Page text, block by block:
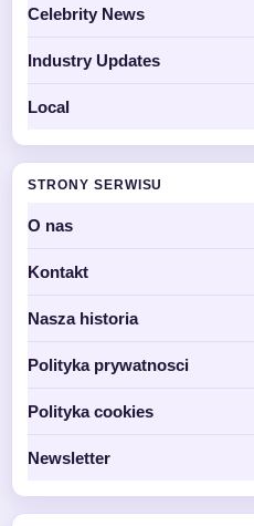
Celebrity News
Industry Updates
Local
STRONY SERWISU
O nas
Kontakt
Nasza historia
Polityka prywatnosci
Polityka cookies
Newsletter